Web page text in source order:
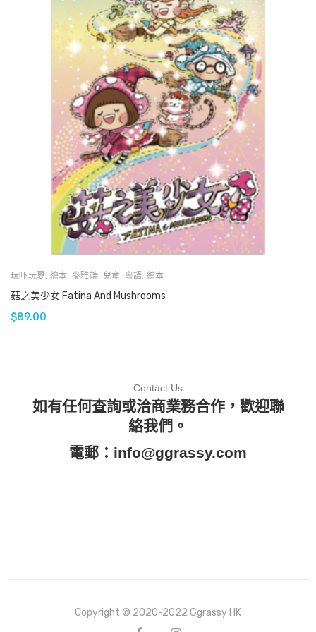
玩吓玩夏 繪本 ,麥雅端, 兒童 粵語 繪本
菇之美少女 Fatina And Mushrooms
$89.00
Contact Us
如有任何查詢或洽商業務合作，歡迎聯
絡我們。
電郵： info@ggrassy.com
Copyright © 2020-2022 Ggrassy HK